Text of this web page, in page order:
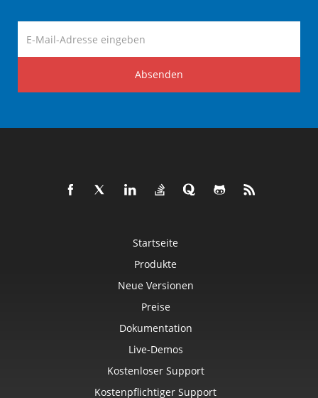
Absenden
Startseite
Produkte
Neue Versionen
Preise
Dokumentation
Live-Demos
Kostenloser Support
Kostenpflichtiger Support